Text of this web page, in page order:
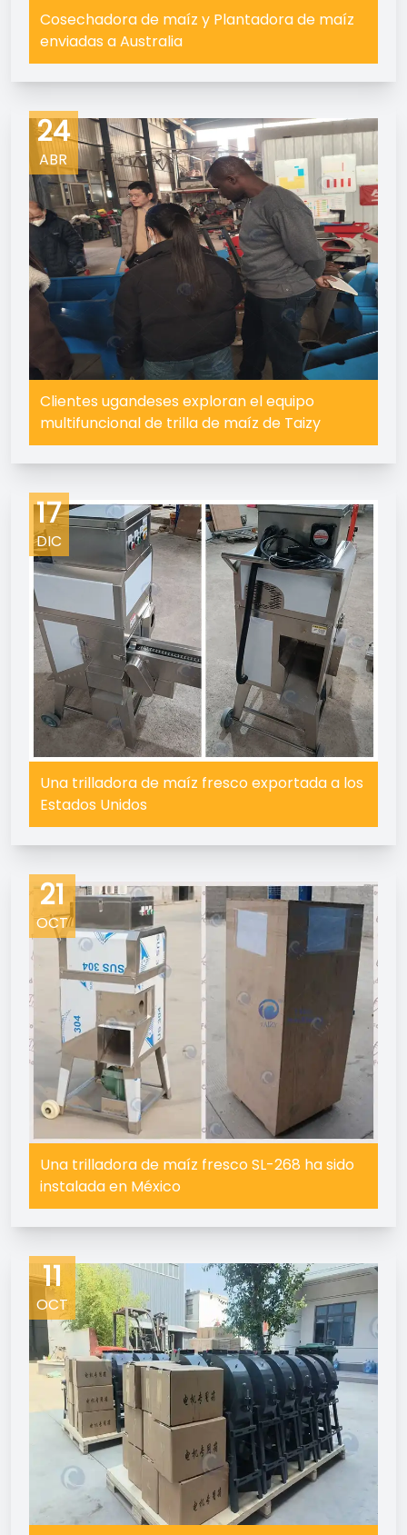
Cosechadora de maíz y Plantadora de maíz
enviadas a Australia
24
ABR
Clientes ugandeses exploran el equipo
multifuncional de trilla de maíz de Taizy
17
DIC
Una trilladora de maíz fresco exportada a los
Estados Unidos
21
OCT
Una trilladora de maíz fresco SL-268 ha sido
instalada en México
11
OCT